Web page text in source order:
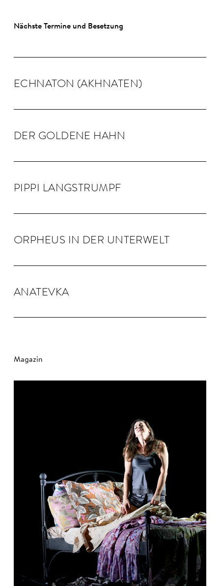
Nächste Termine und Besetzung
ECHNA­TON (AKHNA­TEN)
DER GOLDENE HAHN
PIPPI LANG­STRUMPF
OR­PHEUS IN DER UN­TER­WELT
ANA­TEVKA
Magazin